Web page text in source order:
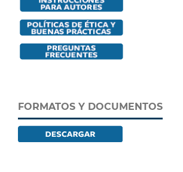
FORMATOS Y DOCUMENTOS